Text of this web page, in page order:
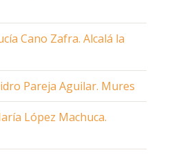
Cano Zafra. Alcalá la
Pareja Aguilar. Mures
López Machuca.